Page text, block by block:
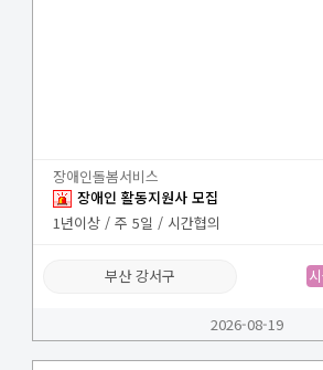
장애인돌봄서비스
장애인 활동지원사 모집
1년이상 / 주 5일 / 시간협의
부산 강서구
2026-08-19